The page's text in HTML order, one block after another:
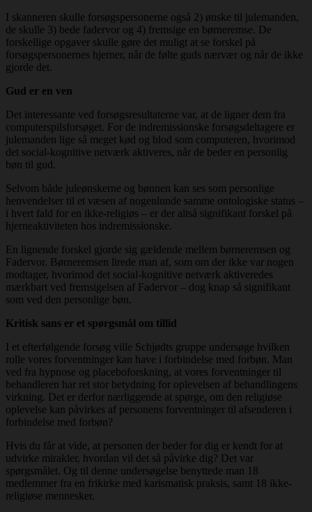
I skanneren skulle forsøgspersonerne også 2) ønske til julemanden,
de skulle 3) bede fadervor og 4) fremsige en børneremse. De
forskellige opgaver skulle gøre det muligt at se forskel på
forsøgspersonernes hjerner, når de følte guds nærvær og når de ikke
gjorde det.
Gud er en ven
Det interessante ved forsøgsresultaterne var, at de ligner dem fra
computerspilsforsøget. For de indremissionske forsøgsdeltagere er
julemanden lige så meget kød og blod som computeren, hvorimod
det social-kognitive netværk aktiveres, når de beder en personlig
bøn til gud.
Selvom både juleønskerne og bønnen kan ses som personlige
henvendelser til et væsen af nogenlunde samme ontologiske status –
i hvert fald for en ikke-religiøs – er der altså signifikant forskel på
hjerneaktiviteten hos indremissionske.
En lignende forskel gjorde sig gældende mellem børneremsen og
Fadervor. Børneremsen lirede man af, som om der ikke var nogen
modtager, hvorimod det social-kognitive netværk aktiveredes
mærkbart ved fremsigelsen af Fadervor – dog knap så signifikant
som ved den personlige bøn.
Kritisk sans er et spørgsmål om tillid
I et efterfølgende forsøg ville Schjødts gruppe undersøge hvilken
rolle vores forventninger kan have i forbindelse med forbøn. Man
ved fra hypnose og placeboforskning, at vores forventninger til
behandleren har ret stor betydning for oplevelsen af behandlingens
virkning. Det er derfor nærliggende at spørge, om den religiøse
oplevelse kan påvirkes af personens forventninger til afsenderen i
forbindelse med forbøn?
Hvis du får at vide, at personen der beder for dig er kendt for at
udvirke mirakler, hvordan vil det så påvirke dig? Det var
spørgsmålet. Og til denne undersøgelse benyttede man 18
medlemmer fra en frikirke med karismatisk praksis, samt 18 ikke-
religiøse mennesker.